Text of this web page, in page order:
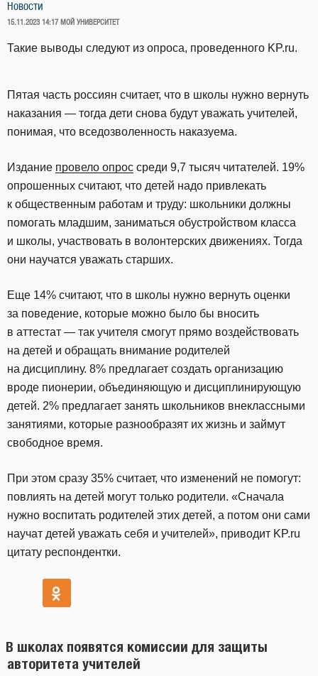
Новости
ОПУБЛИКОВАНО
15.11.2023 14:17 МОЙ УНИВЕРСИТЕТ
Такие выводы следуют из опроса, проведенного KP.ru.
Пятая часть россиян считает, что в школы нужно вернуть
наказания — тогда дети снова будут уважать учителей,
понимая, что вседозволенность наказуема.
Издание провело опрос среди 9,7 тысяч читателей. 19%
опрошенных считают, что детей надо привлекать
к общественным работам и труду: школьники должны
помогать младшим, заниматься обустройством класса
и школы, участвовать в волонтерских движениях. Тогда
они научатся уважать старших.
Еще 14% считают, что в школы нужно вернуть оценки
за поведение, которые можно было бы вносить
в аттестат — так учителя смогут прямо воздействовать
на детей и обращать внимание родителей
на дисциплину. 8% предлагает создать организацию
вроде пионерии, объединяющую и дисциплинирующую
детей. 2% предлагает занять школьников внеклассными
занятиями, которые разнообразят их жизнь и займут
свободное время.
При этом сразу 35% считает, что изменений не помогут:
повлиять на детей могут только родители. «Сначала
нужно воспитать родителей этих детей, а потом они сами
научат детей уважать себя и учителей», приводит KP.ru
цитату респондентки.
В школах появятся комиссии для защиты
авторитета учителей